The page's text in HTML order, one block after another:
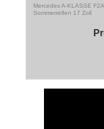
Mercedes A-KLASSE
Sommerreifen 17 Zoll